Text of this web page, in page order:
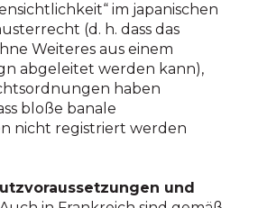
im japanischen
(d. h. dass das
Weiteres aus einem
abgeleitet werden kann),
haben
bloße banale
nicht registriert werden
und